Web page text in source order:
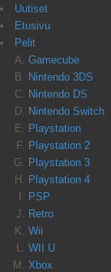
Uutiset
Etusivu
Pelit
Gamecube
Nintendo 3DS
Nintendo DS
Nintendo Switch
Playstation
Playstation 2
Playstation 3
Playstation 4
PSP
Retro
Wii
WII U
Xbox